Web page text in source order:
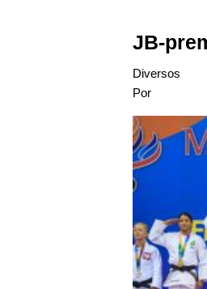
JB-
Diversos
Por